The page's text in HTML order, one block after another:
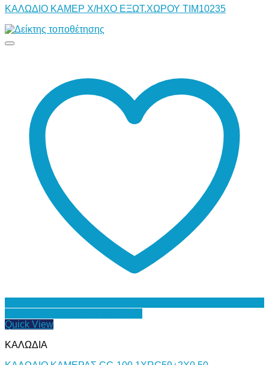
ΚΑΛΩΔΙΟ ΚΑΜΕΡ Χ/ΗΧΟ ΕΞΩΤ.ΧΩΡΟΥ ΤΙΜ10235
Quick View
ΚΑΛΩΔΙΑ